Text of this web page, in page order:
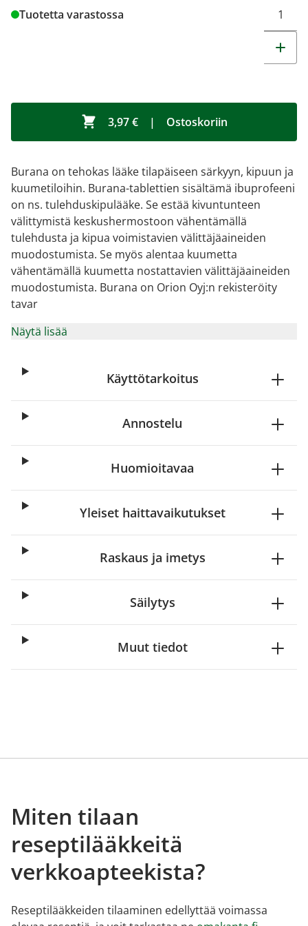
Tuotetta varastossa
3,97 € | Ostoskoriin
Burana on tehokas lääke tilapäiseen särkyyn, kipuun ja
kuumetiloihin. Burana-tablettien sisältämä ibuprofeeni
on ns. tulehduskipulääke. Se estää kivuntunteen
välittymistä keskushermostoon vähentämällä
tulehdusta ja kipua voimistavien välittäjäaineiden
muodostumista. Se myös alentaa kuumetta
vähentämällä kuumetta nostattavien välittäjäaineiden
muodostumista. Burana on Orion Oyj:n rekisteröity
tavar
Näytä lisää
Käyttötarkoitus
Annostelu
Huomioitavaa
Yleiset haittavaikutukset
Raskaus ja imetys
Säilytys
Muut tiedot
Miten tilaan
reseptilääkkeitä
verkkoapteekista?
Reseptilääkkeiden tilaaminen edellyttää voimassa